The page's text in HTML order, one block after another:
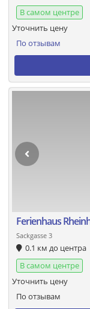
В самом центре
По отзывам
Уточнить цену
Ferienhaus
Sackgasse 3
0.1 км до центра
В самом центре
По отзывам
Уточнить цену